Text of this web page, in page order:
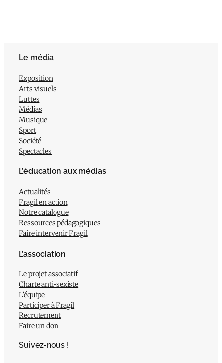
Le média
Exposition
Arts visuels
Luttes
Médias
Musique
Sport
Société
Spectacles
L’éducation aux médias
Actualités
Fragil en action
Notre catalogue
Ressources pédagogiques
Faire intervenir Fragil
L’association
Le projet associatif
Charte anti-sexiste
L’équipe
Participer à Fragil
Recrutement
Faire un don
Suivez-nous !